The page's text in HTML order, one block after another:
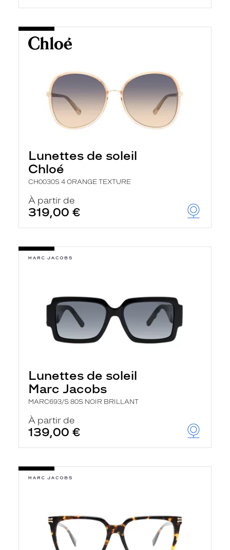
Lunettes de soleil
Chloé
CH0030S 4 ORANGE TEXTURE
À partir de
319,00 €
Lunettes de soleil
Marc Jacobs
MARC693/S 80S NOIR BRILLANT
À partir de
139,00 €